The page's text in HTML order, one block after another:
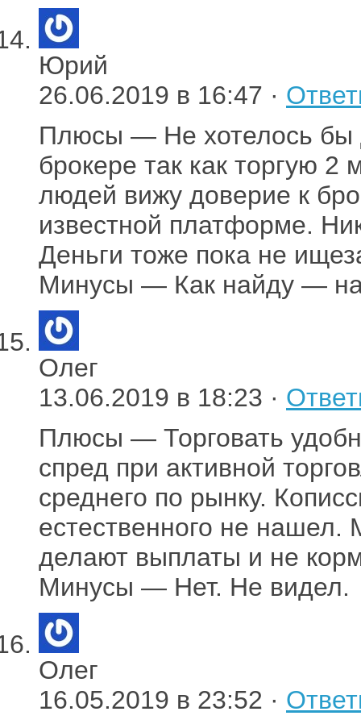
Юрий
26.06.2019 в 16:47 ·
Плюсы — Не хотелось бы
брокере так как торгую
людей вижу доверие к
известной платформе.
Деньги тоже пока не
Минусы — Как найду —
Олег
13.06.2019 в 18:23 ·
Плюсы — Торговать
спред при активной
среднего по рынку.
естественного не нашел.
делают выплаты и не
Минусы — Нет. Не видел.
Олег
16.05.2019 в 23:52 ·